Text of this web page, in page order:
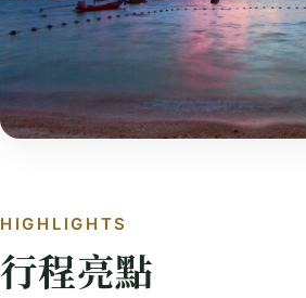
HIGHLIGHTS
行程亮點